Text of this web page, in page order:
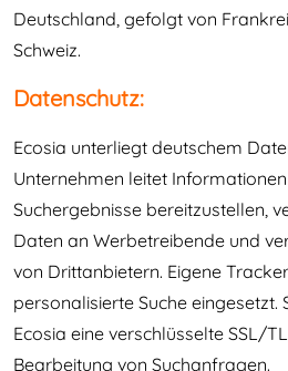
Deutschland, gefolgt von
Schweiz.
Datenschutz:
Ecosia unterliegt deutschem
Unternehmen leitet
Suchergebnisse bereitzustellen,
Daten an Werbetreibende und
von Drittanbietern. Eigene
personalisierte Suche eingesetzt.
Ecosia eine verschlüsselte SSL/
Bearbeitung von Suchanfragen.